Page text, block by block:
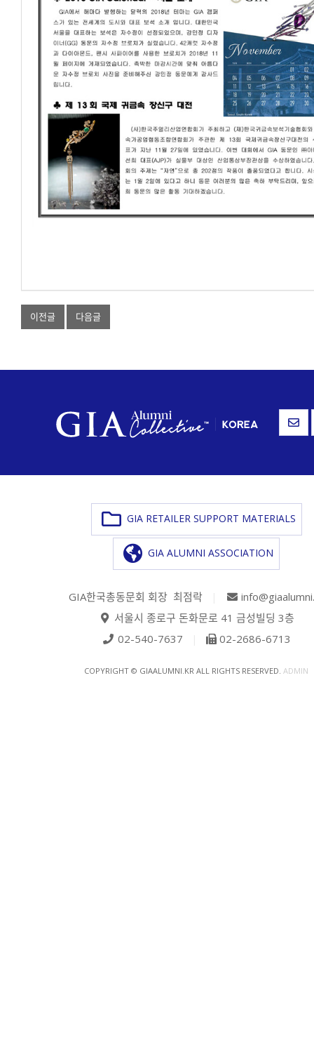
이전글 다음글
GIA RETAILER SUPPORT MATERIALS
GIA ALUMNI ASSOCIATION
GIA한국총동문회 회장 최점락
서울시 종로구 돈화문로 41 금성빌딩 3층
02-540-7637
02-2686-6713
COPYRIGHT © GIAALUMNI.KR ALL RIGHTS RESERVED. ADMIN